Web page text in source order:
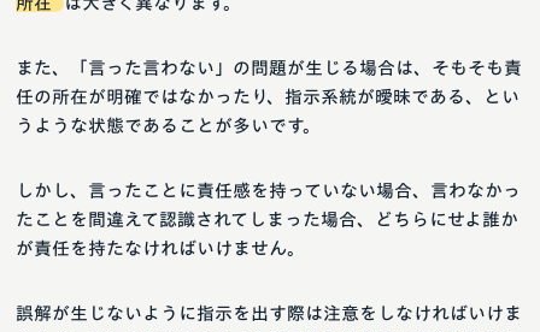
また、「言った言わない」の問題が生じる場合は、そもそも責
任の所在が明確ではなかったり、指示系統が曖昧である、とい
うような状態であることが多いです。
しかし、言ったことに責任感を持っていない場合、言わなかっ
たことを間違えて認識されてしまった場合、どちらにせよ誰か
が責任を持たなければいけません。
誤解が生じないように指示を出す際は注意をしなければいけま